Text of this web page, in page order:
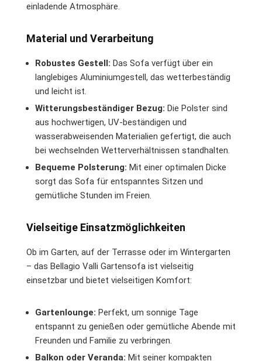
einladende Atmosphäre.
Material und Verarbeitung
Robustes Gestell: Das Sofa verfügt über ein
langlebiges Aluminiumgestell, das wetterbeständig
und leicht ist.
Witterungsbeständiger Bezug: Die Polster sind
aus hochwertigen, UV-beständigen und
wasserabweisenden Materialien gefertigt, die auch
bei wechselnden Wetterverhältnissen standhalten.
Bequeme Polsterung: Mit einer optimalen Dicke
sorgt das Sofa für entspanntes Sitzen und
gemütliche Stunden im Freien.
Vielseitige Einsatzmöglichkeiten
Ob im Garten, auf der Terrasse oder im Wintergarten
– das Bellagio Valli Gartensofa ist vielseitig
einsetzbar und bietet vielseitigen Komfort:
Gartenlounge: Perfekt, um sonnige Tage
entspannt zu genießen oder gemütliche Abende mit
Freunden und Familie zu verbringen.
Balkon oder Veranda: Mit seiner kompakten